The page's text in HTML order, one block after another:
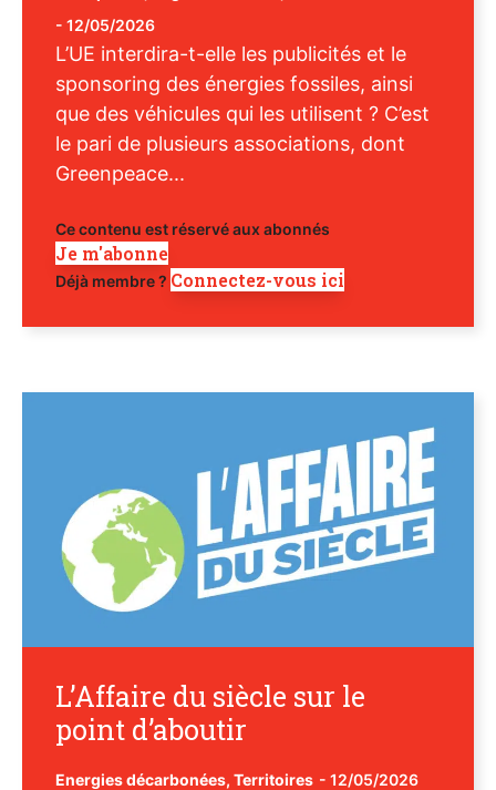
- 12/05/2026
L’UE interdira-t-elle les publicités et le
sponsoring des énergies fossiles, ainsi
que des véhicules qui les utilisent ? C’est
le pari de plusieurs associations, dont
Greenpeace...
Ce contenu est réservé aux abonnés
Je m'abonne
Déjà membre ? Connectez-vous ici
L’Affaire du siècle sur le
point d’aboutir
Energies décarbonées, Territoires - 12/05/2026